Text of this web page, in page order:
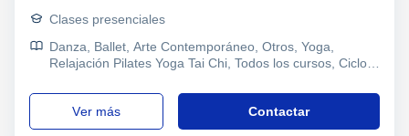
Clases presenciales
Danza, Ballet, Arte Contemporáneo, Otros, Yoga,
Relajación Pilates Yoga Tai Chi, Todos los cursos, Ciclos
ver más Contactar